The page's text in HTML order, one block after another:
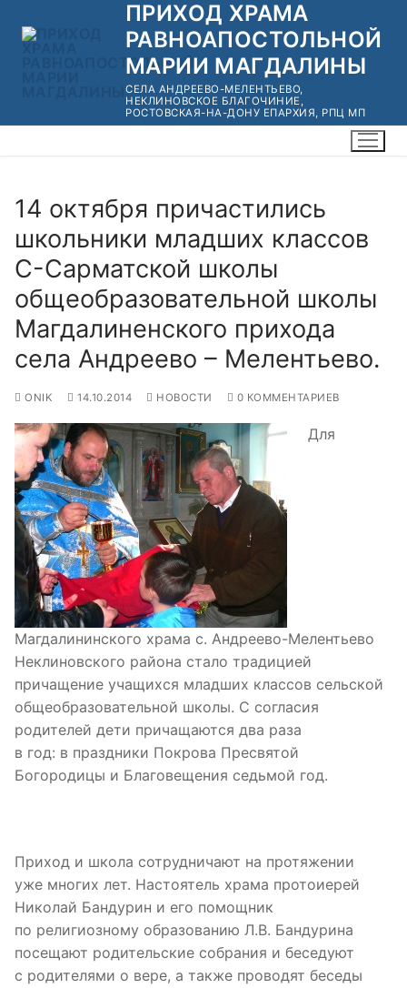
ПРИХОД ХРАМА
РАВНОАПОСТОЛЬНОЙ
МАРИИ МАГДАЛИНЫ
СЕЛА АНДРЕЕВО-МЕЛЕНТЬЕВО,
НЕКЛИНОВСКОЕ БЛАГОЧИНИЕ,
РОСТОВСКАЯ-НА-ДОНУ ЕПАРХИЯ, РПЦ МП
14 октября причастились
школьники младших классов
C-Сарматской школы
общеобразовательной школы
Магдалиненского прихода
села Андреево – Мелентьево.
ONIK 14.10.2014 НОВОСТИ 0 КОММЕНТАРИЕВ
Для
Магдалининского храма с. Андреево-Мелентьево
Неклиновского района стало традицией
причащение учащихся младших классов сельской
общеобразовательной школы. С согласия
родителей дети причащаются два раза
в год: в праздники Покрова Пресвятой
Богородицы и Благовещения седьмой год.
Приход и школа сотрудничают на протяжении
уже многих лет. Настоятель храма протоиерей
Николай Бандурин и его помощник
по религиозному образованию Л.В. Бандурина
посещают родительские собрания и беседуют
с родителями о вере, а также проводят беседы